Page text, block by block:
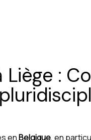
:
enBelgique, en